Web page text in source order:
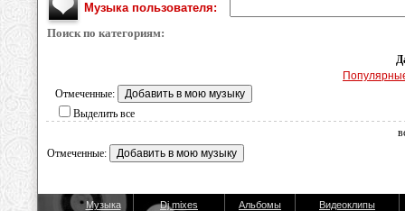
Музыка пользователя:
Поиск по категориям:
Отмеченные:
Выделить все
Отмеченные:
Музыка Dj mixes Альбомы
Видеоклипы